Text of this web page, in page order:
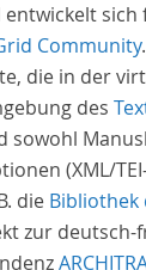
Community
die in der
des
sowohl
(XML/
die Bibliothek
zur deutsch-